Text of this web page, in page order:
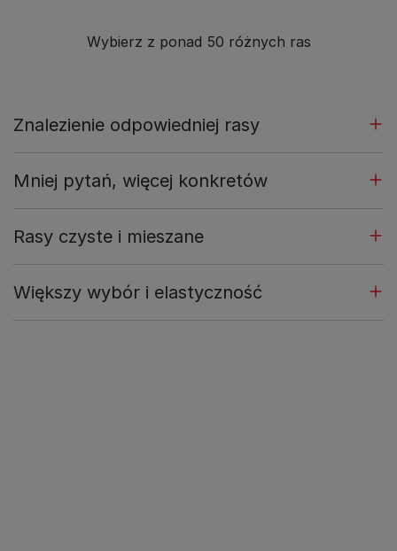
Wybierz z ponad 50 różnych ras
Znalezienie odpowiedniej rasy
Mniej pytań, więcej konkretów
Rasy czyste i mieszane
Większy wybór i elastyczność